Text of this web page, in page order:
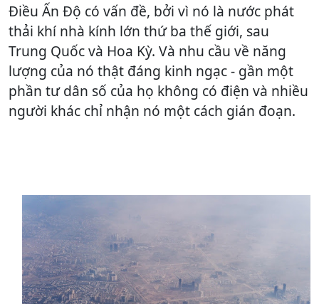
Điều Ấn Độ có vấn đề, bởi vì nó là nước phát
thải khí nhà kính lớn thứ ba thế giới, sau
Trung Quốc và Hoa Kỳ. Và nhu cầu về năng
lượng của nó thật đáng kinh ngạc - gần một
phần tư dân số của họ không có điện và nhiều
người khác chỉ nhận nó một cách gián đoạn.